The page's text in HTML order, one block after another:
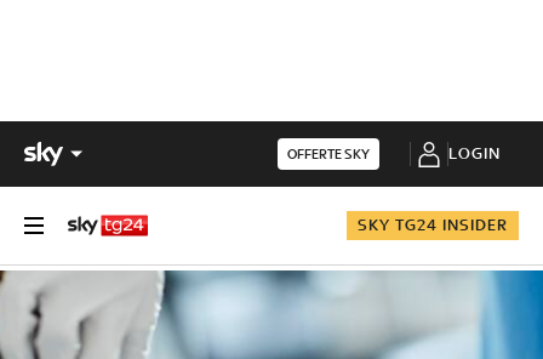
OFFERTE SKY LOGIN
SKY TG24 INSIDER